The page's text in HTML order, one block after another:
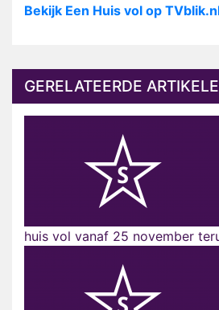
Bekijk Een Huis vol op
GERELATEERDE
huis vol vanaf 25 november